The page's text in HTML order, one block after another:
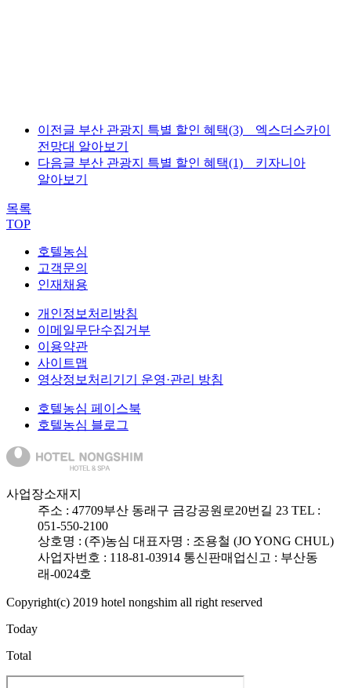
이전글 부산 관광지 특별 할인 혜택(3) _ 엑스더스카이
전망대 알아보기
다음글 부산 관광지 특별 할인 혜택(1) _ 키자니아
알아보기
목록
TOP
호텔농심
고객문의
인재채용
개인정보처리방침
이메일무단수집거부
이용약관
사이트맵
영상정보처리기기 운영·관리 방침
호텔농심 페이스북
호텔농심 블로그
사업장소재지
주소 : 47709부산 동래구 금강공원로20번길 23 TEL :
051-550-2100
상호명 : (주)농심 대표자명 : 조용철 (JO YONG CHUL)
사업자번호 : 118-81-03914 통신판매업신고 : 부산동
래-0024호
Copyright(c) 2019 hotel nongshim all right reserved
Today
Total